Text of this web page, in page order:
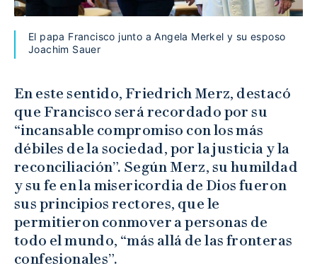
El papa Francisco junto a Angela Merkel y su esposo
Joachim Sauer
En este sentido, Friedrich Merz, destacó
que Francisco será recordado por su
“incansable compromiso con los más
débiles de la sociedad, por la justicia y la
reconciliación”. Según Merz, su humildad
y su fe en la misericordia de Dios fueron
sus principios rectores, que le
permitieron conmover a personas de
todo el mundo, “más allá de las fronteras
confesionales”.